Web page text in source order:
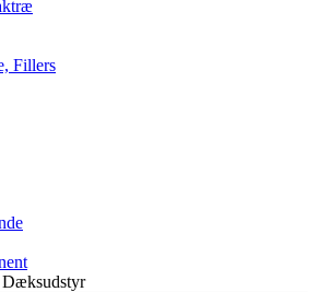
Fillers